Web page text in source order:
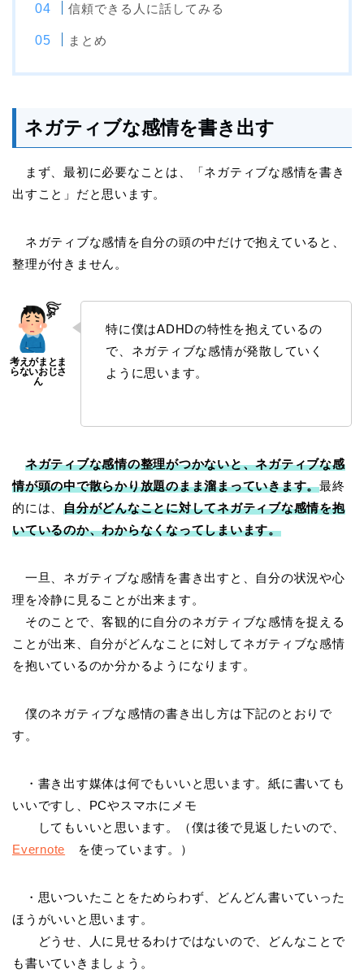
信頼できる人に話してみる
まとめ
ネガティブな感情を書き出す
まず、最初に必要なことは、「ネガティブな感情を書き
出すこと」だと思います。
ネガティブな感情を自分の頭の中だけで抱えていると、
整理が付きません。
特に僕はADHDの特性を抱えているの
で、ネガティブな感情が発散していく
ように思います。
ネガティブな感情の整理がつかないと、ネガティブな感
情が頭の中で散らかり放題のまま溜まっていきます。最終
的には、自分がどんなことに対してネガティブな感情を抱
いているのか、わからなくなってしまいます。
一旦、ネガティブな感情を書き出すと、自分の状況や心
理を冷静に見ることが出来ます。
そのことで、客観的に自分のネガティブな感情を捉える
ことが出来、自分がどんなことに対してネガティブな感情
を抱いているのか分かるようになります。
僕のネガティブな感情の書き出し方は下記のとおりで
す。
・書き出す媒体は何でもいいと思います。紙に書いても
いいですし、PCやスマホにメモ
してもいいと思います。（僕は後で見返したいので、
Evernote を使っています。）
・思いついたことをためらわず、どんどん書いていった
ほうがいいと思います。
どうせ、人に見せるわけではないので、どんなことで
も書いていきましょう。